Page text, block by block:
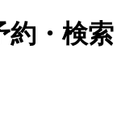
約・検索